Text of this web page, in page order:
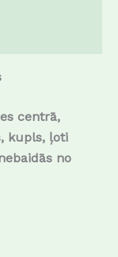
centrā,
kupls, ļoti
no